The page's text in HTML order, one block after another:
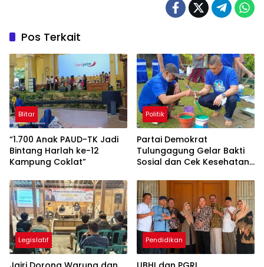
Pos Terkait
Blitar
“1.700 Anak PAUD-TK Jadi
Bintang Harlah ke-12
Kampung Coklat”
Politik
Partai Demokrat
Tulungagung Gelar Bakti
Sosial dan Cek Kesehatan
Legislatif Pendidikan